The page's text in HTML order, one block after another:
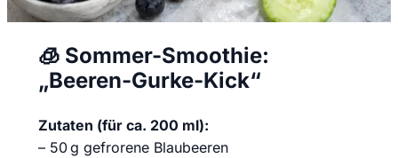
🧊 Sommer-Smoothie:
„Beeren-Gurke-Kick“
Zutaten (für ca. 200 ml):
– 50 g gefrorene Blaubeeren